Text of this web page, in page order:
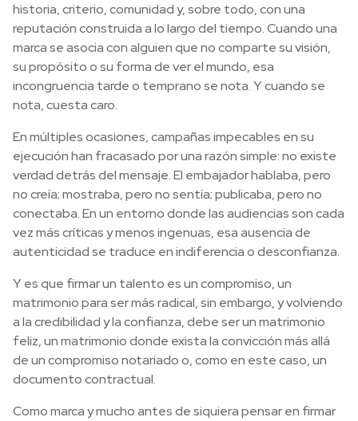
historia, criterio, comunidad y, sobre todo, con una
reputación construida a lo largo del tiempo. Cuando una
marca se asocia con alguien que no comparte su visión,
su propósito o su forma de ver el mundo, esa
incongruencia tarde o temprano se nota. Y cuando se
nota, cuesta caro.
En múltiples ocasiones, campañas impecables en su
ejecución han fracasado por una razón simple: no existe
verdad detrás del mensaje. El embajador hablaba, pero
no creía; mostraba, pero no sentía; publicaba, pero no
conectaba. En un entorno donde las audiencias son cada
vez más críticas y menos ingenuas, esa ausencia de
autenticidad se traduce en indiferencia o desconfianza.
Y es que firmar un talento es un compromiso, un
matrimonio para ser más radical, sin embargo, y volviendo
a la credibilidad y la confianza, debe ser un matrimonio
feliz, un matrimonio donde exista la convicción más allá
de un compromiso notariado o, como en este caso, un
documento contractual.
Como marca y mucho antes de siquiera pensar en firmar